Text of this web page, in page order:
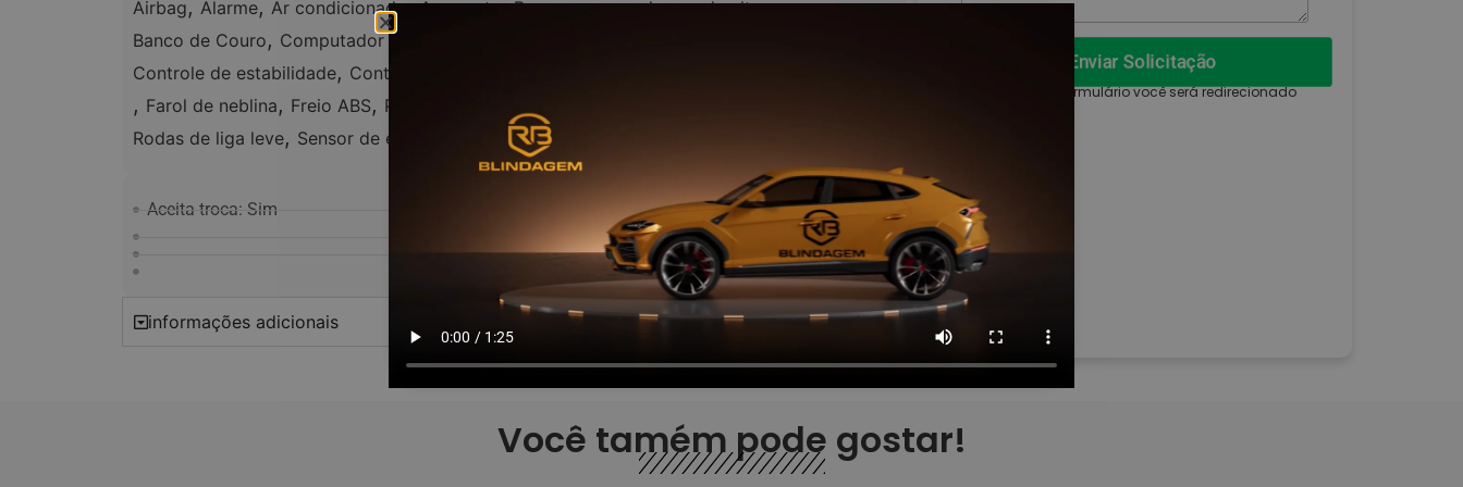
Airbag, Alarme, Ar condicionado,Ar quente,Banco com regulagem de altura,
Banco de Couro, Computador de bordo
Controle de estabilidade, Controle de tração
, Farol de neblina, Freio ABS, Pára-choques na cor do veículo
Rodas de liga leve, Sensor de estacionamento,Teto solar
Aceita troca: Sim
informações adicionais
Enviar Solicitação
Ao enviar esse formulário você será redirecionado
Você tamém pode gostar!